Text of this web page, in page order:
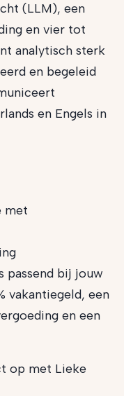
(LLM), een
en vier tot
analytisch sterk
en begeleid
en Engels in
met
passend bij jouw
vakantiegeld, een
en een
op met Lieke